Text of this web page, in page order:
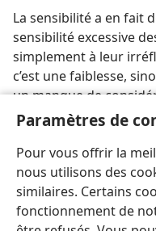
Paramètres de
Pour vous offrir la
nous utilisons des
similaires. Certains
fonctionnement de
La sensibilité a en fait
sensibilité excessive
simplement à leur
c’est une faiblesse,
un manque de
situation des autres.
compassion, l’esprit